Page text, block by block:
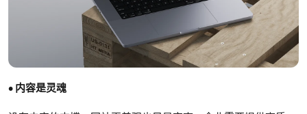
• 内容是灵魂